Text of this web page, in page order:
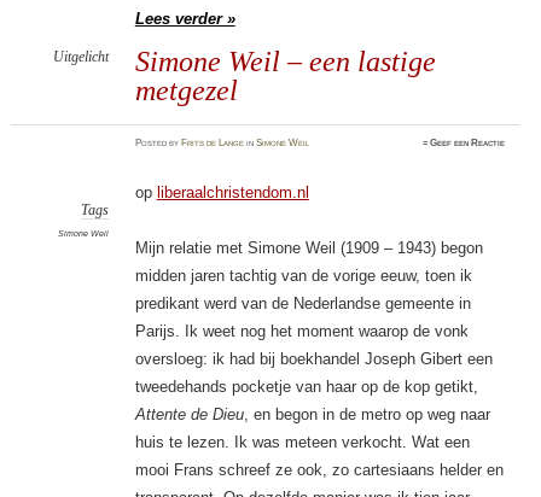
Lees verder »
Simone Weil – een lastige
metgezel
Uitgelicht
Postedby Frits de Lange inSimone Weil ≈Geef een Reactie
Tags
Simone Weil
op liberaalchristendom.nl
Mijn relatie met Simone Weil (1909 – 1943) begon
midden jaren tachtig van de vorige eeuw, toen ik
predikant werd van de Nederlandse gemeente in
Parijs. Ik weet nog het moment waarop de vonk
oversloeg: ik had bij boekhandel Joseph Gibert een
tweedehands pocketje van haar op de kop getikt,
Attente de Dieu, en begon in de metro op weg naar
huis te lezen. Ik was meteen verkocht. Wat een
mooi Frans schreef ze ook, zo cartesiaans helder en